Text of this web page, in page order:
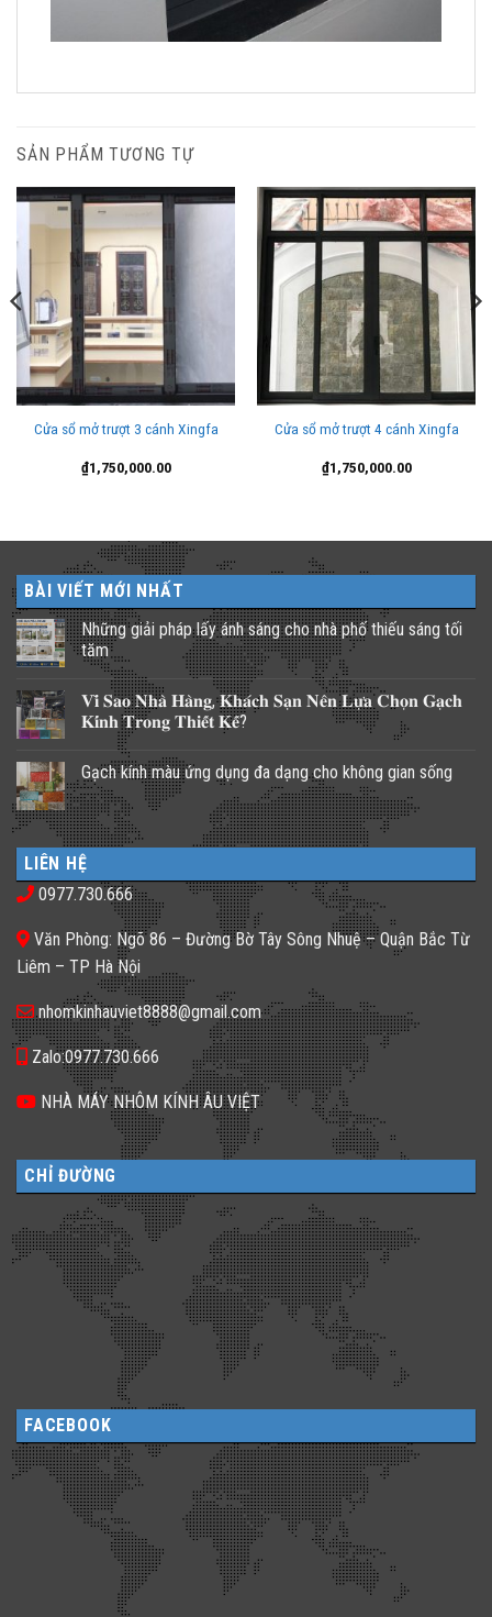
SẢN PHẨM TƯƠNG TỰ
Cửa sổ mở trượt 3 cánh Xingfa
₫1,750,000.00
Cửa sổ mở trượt 4 cánh Xingfa
₫1,750,000.00
BÀI VIẾT MỚI NHẤT
Những giải pháp lấy ánh sáng cho nhà phố thiếu sáng tối
tăm
Không
bình
luận
ở
pháp
lấy
ánh
sáng
cho
nhà
phố
thiếu
sáng
tối
𝐕𝐢̀ 𝐒𝐚𝐨 𝐍𝐡𝐚̀ 𝐇𝐚̀𝐧𝐠, 𝐊𝐡𝐚́𝐜𝐡 𝐒𝐚̣𝐧 𝐍𝐞̂𝐧 𝐋𝐮̛̣𝐚 𝐂𝐡𝐨̣𝐧 𝐆𝐚̣𝐜𝐡
𝐊𝐢́𝐧𝐡 𝐓𝐫𝐨𝐧𝐠 𝐓𝐡𝐢𝐞̂́𝐭 𝐊𝐞̂́?
bình
luận
ở
𝐕𝐢̀
𝐒𝐚𝐨
𝐍𝐡𝐚̀
𝐇𝐚̀𝐧𝐠,
𝐊𝐡𝐚́𝐜𝐡
𝐒𝐚̣𝐧
𝐍𝐞̂𝐧
𝐆𝐚̣𝐜𝐡
𝐊𝐢́𝐧𝐡
𝐓𝐫𝐨𝐧𝐠
𝐓𝐡𝐢𝐞̂́𝐭
𝐊𝐞̂́?
Gạch kính màu ứng dụng đa dạng cho không gian sống
Không
có
bình
luận
ở
Gạch
kính
màu
đa
dạng
cho
không
gian
sống
LIÊN HỆ
0977.730.666
Văn Phòng: Ngõ 86 – Đường Bờ Tây Sông Nhuệ – Quận Bắc Từ
Liêm – TP Hà Nội
nhomkinhauviet8888@gmail.com
Zalo:0977.730.666
NHÀ MÁY NHÔM KÍNH ÂU VIỆT
CHỈ ĐƯỜNG
FACEBOOK